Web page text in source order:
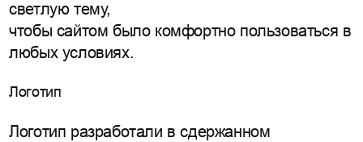
светлую тему,
чтобы сайтом было комфортно пользоваться в
любых условиях.
Логотип
Логотип разработали в сдержанном